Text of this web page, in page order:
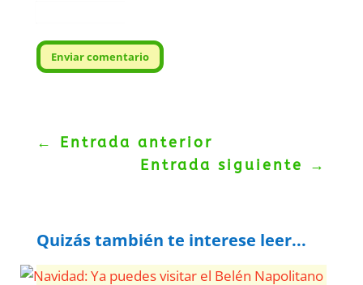
Enviar comentario
← Entrada anterior
Entrada siguiente
→
Quizás también te interese leer...